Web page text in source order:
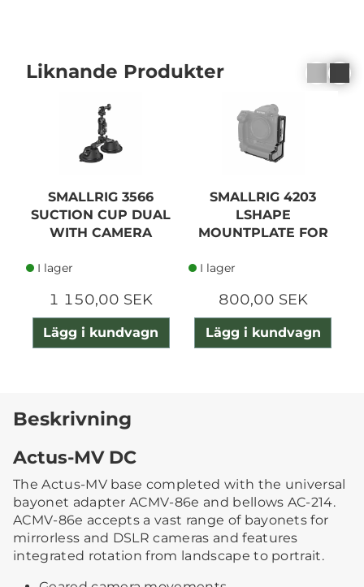
Liknande Produkter
SMALLRIG 3566
SUCTION CUP DUAL
WITH CAMERA
I lager
1 150,00 SEK
Lägg i kundvagn
SMALLRIG 4203
LSHAPE
MOUNTPLATE FOR
I lager
800,00 SEK
Lägg i kundvagn
Beskrivning
Actus-MV DC
The Actus-MV base completed with the universal
bayonet adapter ACMV-86e and bellows AC-214.
ACMV-86e accepts a vast range of bayonets for
mirrorless and DSLR cameras and features
integrated rotation from landscape to portrait.